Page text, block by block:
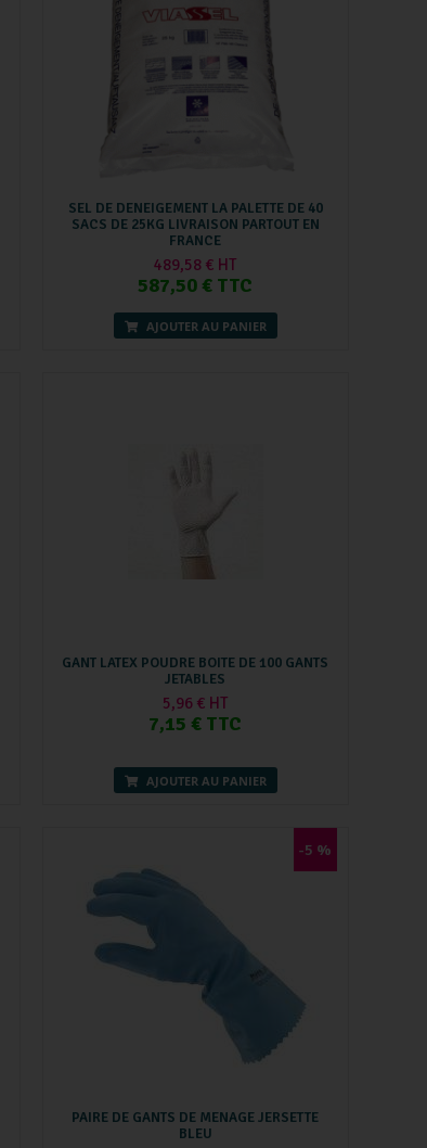
SEL DE DENEIGEMENT LA PALETTE DE 40
SACS DE 25KG LIVRAISON PARTOUT EN
FRANCE
489,58 € HT
587,50 € TTC
AJOUTER AU PANIER
GANT LATEX POUDRE BOITE DE 100 GANTS
JETABLES
5,96 € HT
7,15 € TTC
AJOUTER AU PANIER
-5 %
PAIRE DE GANTS DE MENAGE JERSETTE
BLEU